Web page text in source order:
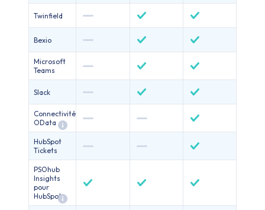
Twinfield
Bexio
Microsoft
Teams
Slack
Connectivité
OData
HubSpot
Tickets
PSOhub
Insights
pour
HubSpot